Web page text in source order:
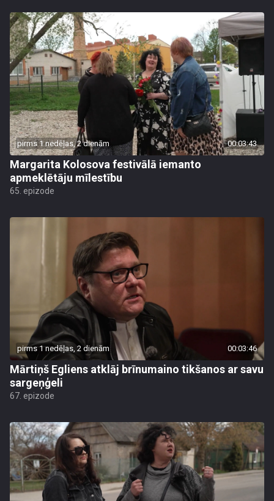
pirms 1 nedēļas, 2 dienām 00:03:43
Margarita Kolosova festivālā iemanto
apmeklētāju mīlestību
65. epizode
pirms 1 nedēļas, 2 dienām 00:03:46
Mārtiņš Egliens atklāj brīnumaino tikšanos ar savu
sargeņģeli
67. epizode